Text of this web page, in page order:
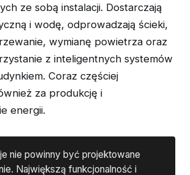
ze sobą instalacji. Dostarczają
i wodę, odprowadzają ścieki,
wymianę powietrza oraz
z inteligentnych systemów
Coraz częściej
za produkcję i
energii.
nie powinny być projektowane
Największą funkcjonalność i